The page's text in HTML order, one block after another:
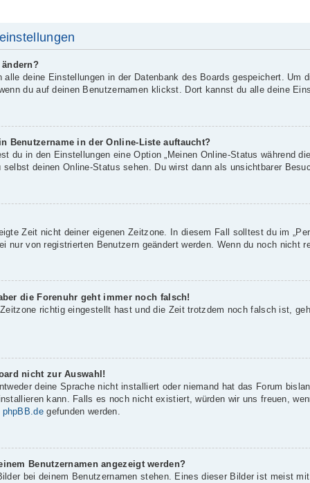
deine Einstellungen in der Datenbank des Boards gespeichert. Um
du auf deinen Benutzernamen klickst. Dort kannst du alle deine
Benutzername in der Online-Liste auftaucht?
du in den Einstellungen eine Option „Meinen Online-Status während
deinen Online-Status sehen. Du wirst dann als unsichtbarer
Zeit nicht deiner eigenen Zeitzone. In diesem Fall solltest du im
nur von registrierten Benutzern geändert werden. Wenn du noch
die Forenuhr geht immer noch falsch!
richtig eingestellt hast und die Zeit trotzdem noch falsch ist,
nicht zur Auswahl!
deine Sprache nicht installiert oder niemand hat das Forum
kann. Falls es noch nicht existiert, würden wir uns freuen,
phpBB.degefunden werden.
Benutzernamen angezeigt werden?
bei deinem Benutzernamen stehen. Eines dieser Bilder ist meist